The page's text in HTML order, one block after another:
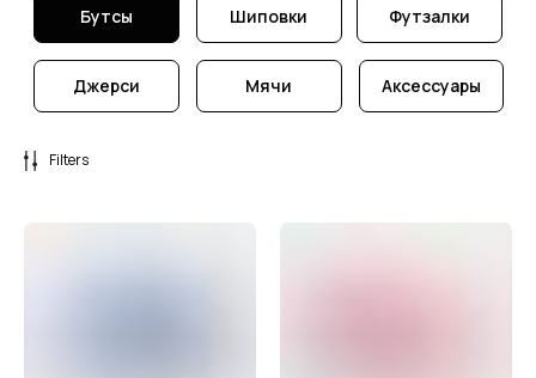
Filters